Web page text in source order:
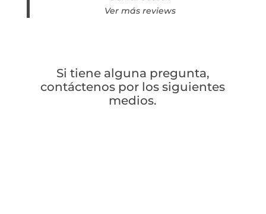
Ver más reviews
Si tiene alguna pregunta,
contáctenos por los siguientes
medios.